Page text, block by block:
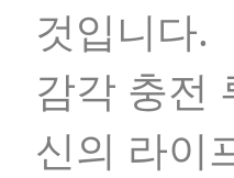
것입니다.
감각 충전
신의 라이